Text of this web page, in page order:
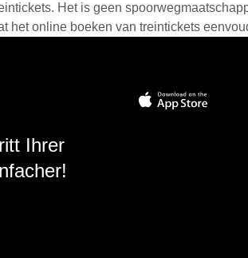
Het is geen
het online boeken van treintickets
Ihrer